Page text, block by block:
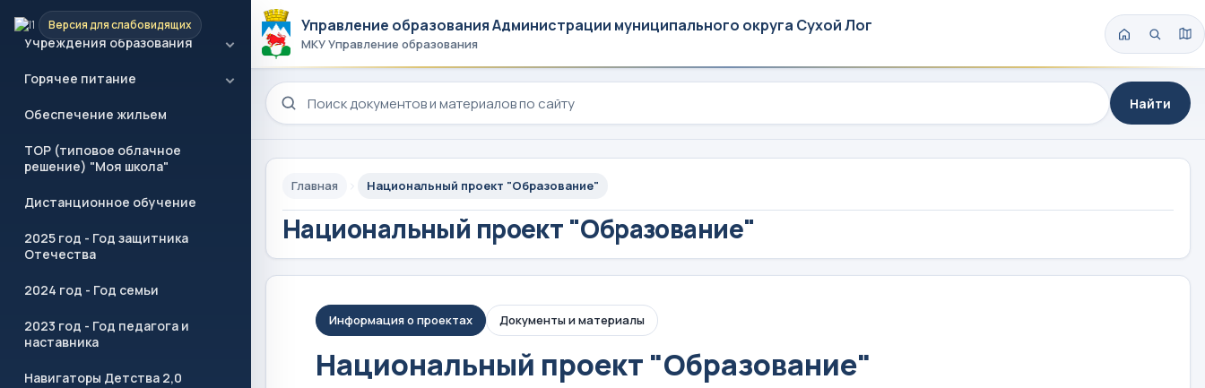
Версия для слабовидящих
Новости и проекты
Учреждения образования
Горячее питание
Обеспечение жильем
ТОР (типовое облачное
решение) "Моя школа"
Дистанционное обучение
2025 год - Год защитника
Отечества
2024 год - Год семьи
2023 год - Год педагога и
наставника
Навигаторы Детства 2,0
Управление образования Администрации муниципального округа Сухой Лог
МКУ Управление образования
Поиск по сайту
Найти
Главная Национальный проект "Образование"
Национальный проект "Образование"
Информация о проектах Документы и материалы
Национальный проект "Образование"